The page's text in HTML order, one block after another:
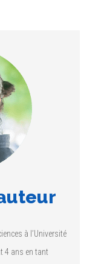
à l’Université
4 ans en tant